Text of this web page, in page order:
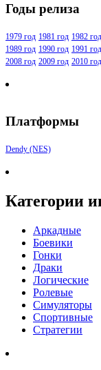
Годы релиза
1979 год 1981 год 1982 год
1989 год 1990 год 1991 год
2008 год 2009 год 2010 год
Платформы
Dendy (NES)
Категории
Аркадные
Боевики
Гонки
Драки
Логические
Ролевые
Симуляторы
Спортивные
Стратегии